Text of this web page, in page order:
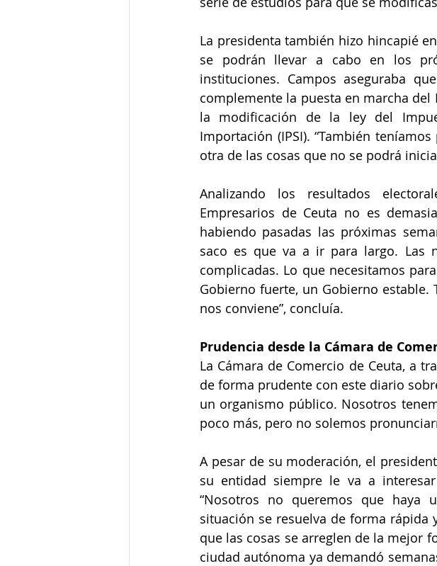
La presidenta también hizo hincapié
se podrán llevar a cabo en los
instituciones. Campos aseguraba
complemente la puesta en marcha del
la modificación de la ley del
Importación (IPSI). “También
otra de las cosas que no se podrá
Analizando los resultados
Empresarios de Ceuta no es
habiendo pasadas las próximas
saco es que va a ir para largo. Las
complicadas. Lo que necesitamos
Gobierno fuerte, un Gobierno
nos conviene”, concluía.
Prudencia desde la Cámara de
La Cámara de Comercio de Ceuta, a
de forma prudente con este diario
un organismo público. Nosotros
poco más, pero no solemos
A pesar de su moderación, el
su entidad siempre le va a
“Nosotros no queremos que haya
situación se resuelva de forma rápida
que las cosas se arreglen de la mejor
ciudad autónoma ya demandó